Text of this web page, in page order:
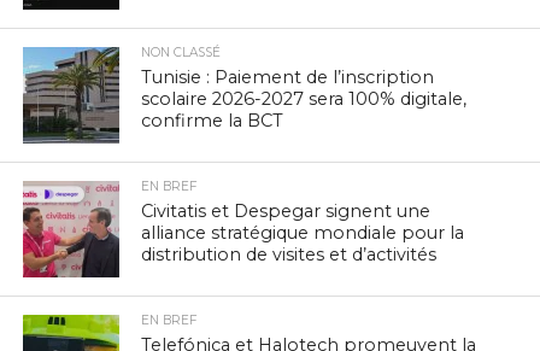
NON CLASSÉ
Tunisie : Paiement de l’inscription
scolaire 2026-2027 sera 100% digitale,
confirme la BCT
EN BREF
Civitatis et Despegar signent une
alliance stratégique mondiale pour la
distribution de visites et d’activités
EN BREF
Telefónica et Halotech promeuvent la